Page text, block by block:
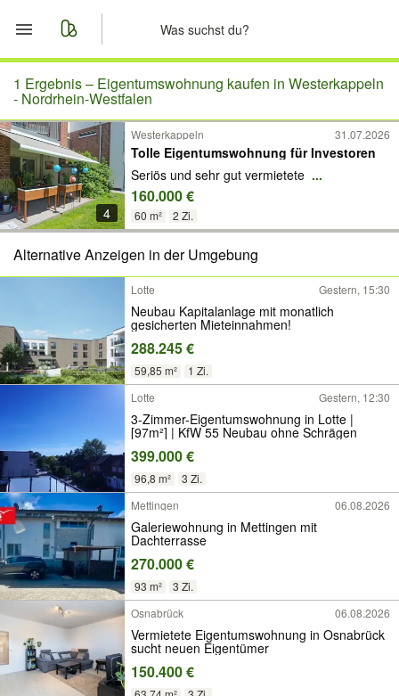
Start
Merkliste
Nachrichten
Anzeige aufgeben
1 Ergebnis – Eigentumswohnung kaufen in Westerkappeln
- Nordrhein-Westfalen
4
Westerkappeln 31.07.2026
Tolle Eigentumswohnung für Investoren
Seriös und sehr gut vermietete ...
160.000 €
60 m² 2 Zi.
Alternative Anzeigen in der Umgebung
Lotte Gestern, 15:30
Neubau Kapitalanlage mit monatlich
gesicherten Mieteinnahmen!
288.245 €
59,85 m²
1 Zi.
Lotte
Gestern, 12:30
3-Zimmer-Eigentumswohnung in Lotte |
[97m²] | KfW 55 Neubau ohne Schrägen
399.000 €
96,8 m²
3 Zi.
Mettingen
06.08.2026
Galeriewohnung in Mettingen mit
Dachterrasse
270.000 €
93 m²
3 Zi.
Osnabrück
06.08.2026
Vermietete Eigentumswohnung in Osnabrück
sucht neuen Eigentümer
150.400 €